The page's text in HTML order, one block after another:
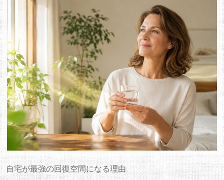
自宅が最強の回復空間になる理由